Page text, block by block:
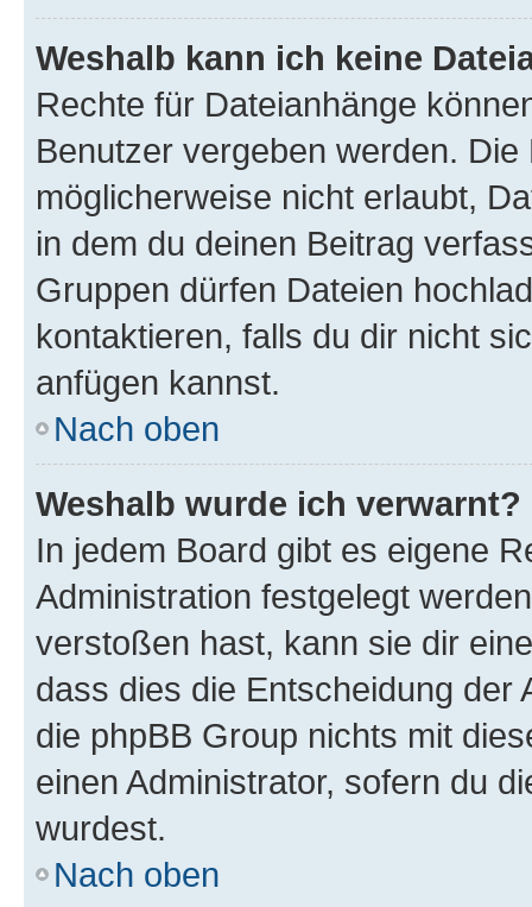
Weshalb kann ich keine
Rechte für Dateianhänge
Benutzer vergeben werden.
möglicherweise nicht erlaubt,
in dem du deinen Beitrag
Gruppen dürfen Dateien
kontaktieren, falls du dir nicht
anfügen kannst.
Nach oben
Weshalb wurde ich verwarnt?
In jedem Board gibt es eigene
Administration festgelegt
verstoßen hast, kann sie dir
dass dies die Entscheidung der
die phpBB Group nichts mit
einen Administrator, sofern du
wurdest.
Nach oben